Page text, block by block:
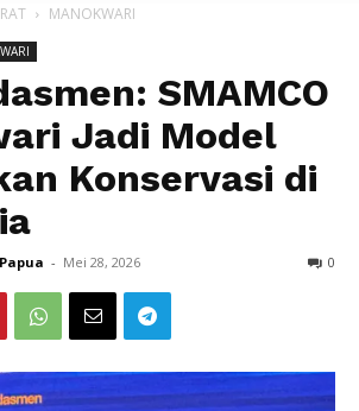
MANOKWARI
SMAMCO
Jadi Model
Konservasi di
- Mei 28, 2026 0